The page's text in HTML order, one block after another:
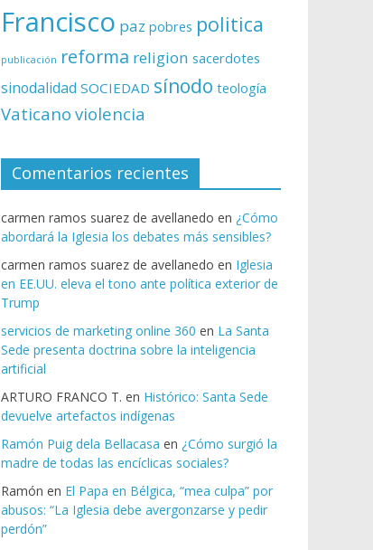
Francisco paz pobres politica
publicación reforma religion sacerdotes
sinodalidad SOCIEDAD sínodo teología
Vaticano violencia
Comentarios recientes
carmen ramos suarez de avellanedo en ¿Cómo
abordará la Iglesia los debates más sensibles?
carmen ramos suarez de avellanedo en Iglesia
en EE.UU. eleva el tono ante política exterior de
Trump
servicios de marketing online 360 en La Santa
Sede presenta doctrina sobre la inteligencia
artificial
ARTURO FRANCO T. en Histórico: Santa Sede
devuelve artefactos indígenas
Ramón Puig dela Bellacasa en ¿Cómo surgió la
madre de todas las encíclicas sociales?
Ramón en El Papa en Bélgica, “mea culpa” por
abusos: “La Iglesia debe avergonzarse y pedir
perdón”